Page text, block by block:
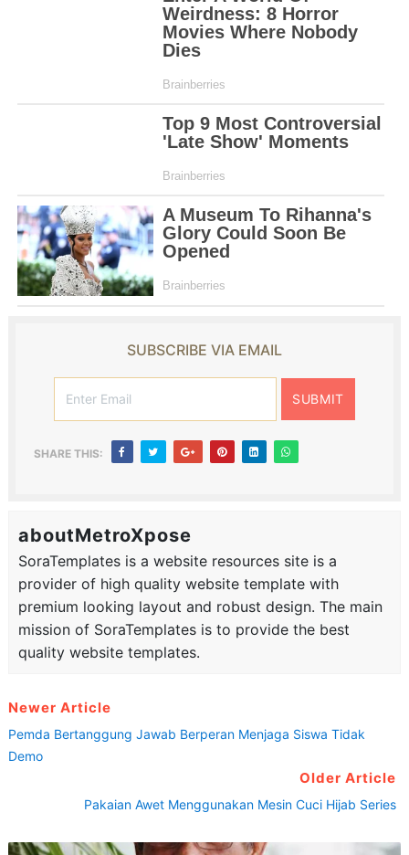
SUBSCRIBE VIA EMAIL
SHARE THIS:
aboutMetroXpose
SoraTemplates is a website resources site is a
provider of high quality website template with
premium looking layout and robust design. The main
mission of SoraTemplates is to provide the best
quality website templates.
Newer Article
Pemda Bertanggung Jawab Berperan Menjaga Siswa Tidak
Demo
Older Article
Pakaian Awet Menggunakan Mesin Cuci Hijab Series